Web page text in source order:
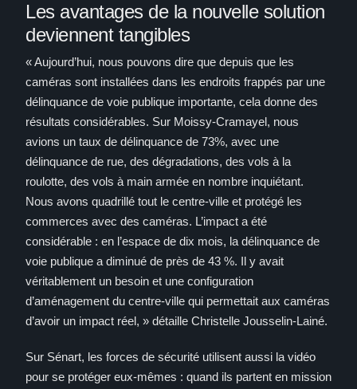
Les avantages de la nouvelle solution
deviennent tangibles
« Aujourd’hui, nous pouvons dire que depuis que les
caméras sont installées dans les endroits frappés par une
délinquance de voie publique importante, cela donne des
résultats considérables. Sur Moissy-Cramayel, nous
avions un taux de délinquance de 73%, avec une
délinquance de rue, des dégradations, des vols à la
roulotte, des vols à main armée en nombre inquiétant.
Nous avons quadrillé tout le centre-ville et protégé les
commerces avec des caméras. L’impact a été
considérable : en l’espace de dix mois, la délinquance de
voie publique a diminué de près de 43 %. Il y avait
véritablement un besoin et une configuration
d’aménagement du centre-ville qui permettait aux caméras
d’avoir un impact réel, » détaille Christelle Jousselin-Lainé.
Sur Sénart, les forces de sécurité utilisent aussi la vidéo
pour se protéger eux-mêmes : quand ils partent en mission